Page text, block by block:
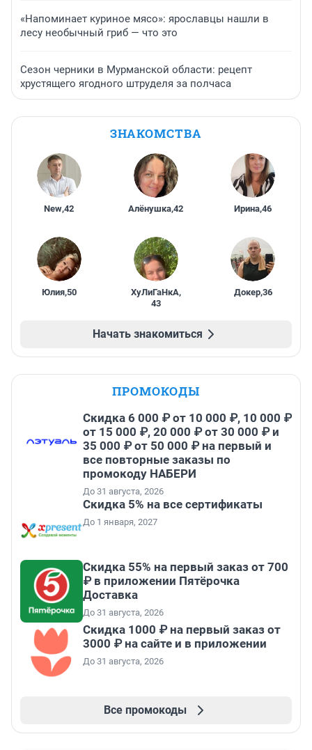
«Напоминает куриное мясо»: ярославцы нашли в
лесу необычный гриб — что это
Сезон черники в Мурманской области: рецепт
хрустящего ягодного штруделя за полчаса
ЗНАКОМСТВА
New,42 Алёнушка,42 Ирина,46
Юлия,50 ХуЛиГаНкА,
43
Докер,36
Начать знакомиться
ПРОМОКОДЫ
Скидка 6 000 ₽ от 10 000 ₽, 10 000 ₽
от 15 000 ₽, 20 000 ₽ от 30 000 ₽ и
35 000 ₽ от 50 000 ₽ на первый и
все повторные заказы по
промокоду НАБЕРИ
До 31 августа, 2026
Скидка 5% на все сертификаты
До 1 января, 2027
Скидка 55% на первый заказ от 700
₽ в приложении Пятёрочка
Доставка
До 31 августа, 2026
Скидка 1000 ₽ на первый заказ от
3000 ₽ на сайте и в приложении
До 31 августа, 2026
Все промокоды